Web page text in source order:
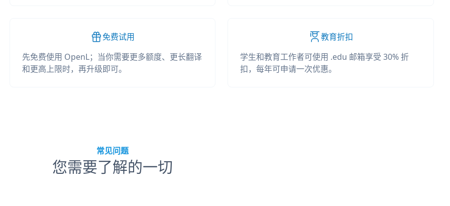
免费试用
先免费使用 OpenL；当你需要更多额度、更长翻译
和更高上限时，再升级即可。
教育折扣
学生和教育工作者可使用 .edu 邮箱享受 30% 折
扣，每年可申请一次优惠。
常见问题
您需要了解的一切